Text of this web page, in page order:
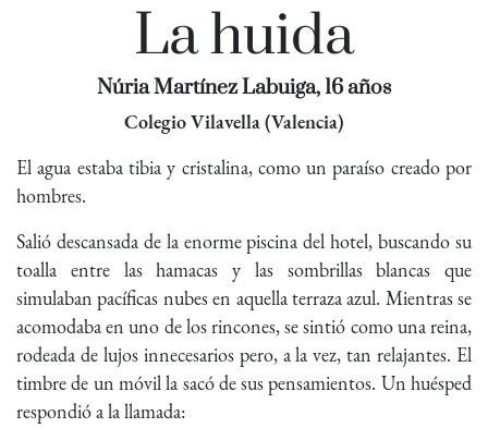
La huida
Núria Martínez Labuiga, 16 años
Colegio Vilavella (Valencia)
El agua estaba tibia y cristalina, como un paraíso creado por
hombres.
Salió descansada de la enorme piscina del hotel, buscando su
toalla entre las hamacas y las sombrillas blancas que
simulaban pacíficas nubes en aquella terraza azul. Mientras se
acomodaba en uno de los rincones, se sintió como una reina,
rodeada de lujos innecesarios pero, a la vez, tan relajantes. El
timbre de un móvil la sacó de sus pensamientos. Un huésped
respondió a la llamada: